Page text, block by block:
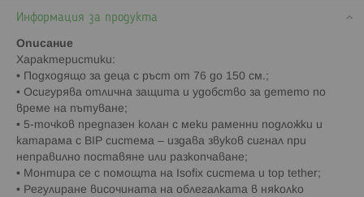
Информация за продукта
Описание
Характеристики:
• Подходящо за деца с ръст от 76 до 150 см.;
• Осигурява отлична защита и удобство за детето по
време на пътуване;
• 5-точков предпазен колан с меки раменни подложки и
катарама с BIP система – издава звуков сигнал при
неправилно поставяне или разкопчаване;
• Монтира се с помощта на Isofix система и top tether;
• Регулиране височината на облегалката в няколко